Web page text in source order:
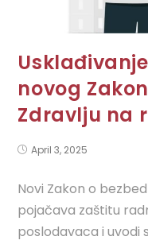
novog
Zdravlju na
April 3, 2025
Novi Zakon o
pojačava zaštitu
poslodavaca i uvodi